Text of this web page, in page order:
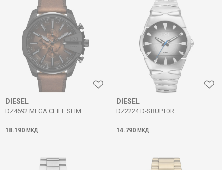
DIESEL
DZ4692 MEGA CHIEF SLIM
18.190 МКД
DIESEL
DZ2224 D-SRUPTOR
14.790 МКД